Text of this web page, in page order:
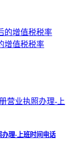
增值税税率
理-上班时间电话